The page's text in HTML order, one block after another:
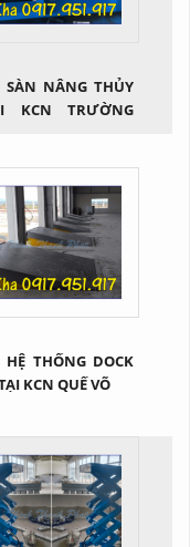
SÀN NÂNG THỦY
KCN TRƯỜNG
THỐNG DOCK
KCN QUẾ VÕ